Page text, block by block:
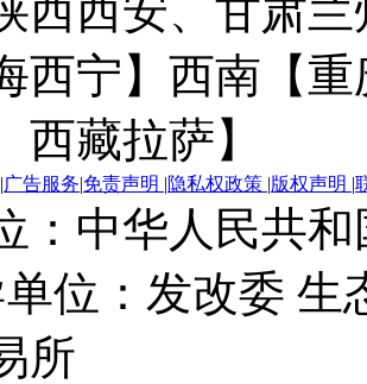
西西安、甘肃
西宁】 西南【
西藏拉萨】
|广告服务|免责声明 |隐私权政策 |版权声明 |
：中华人民共
位：发改委 生
所